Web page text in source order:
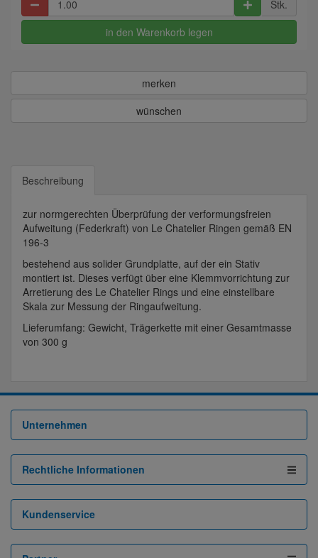
Stk.
in den Warenkorb legen
merken
wünschen
Beschreibung
zur normgerechten Überprüfung der verformungsfreien
Aufweitung (Federkraft) von Le Chatelier Ringen gemäß EN
196-3
bestehend aus solider Grundplatte, auf der ein Stativ
montiert ist. Dieses verfügt über eine Klemmvorrichtung zur
Arretierung des Le Chatelier Rings und eine einstellbare
Skala zur Messung der Ringaufweitung.
Lieferumfang: Gewicht, Trägerkette mit einer Gesamtmasse
von 300 g
Unternehmen
Rechtliche Informationen
Kundenservice